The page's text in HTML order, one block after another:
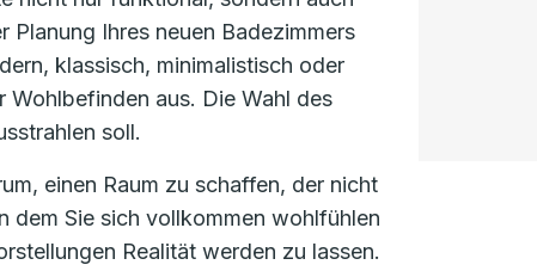
Planung Ihres neuen Badezimmers
klassisch, minimalistisch oder
Wohlbefinden aus. Die Wahl des
soll.
einen Raum zu schaffen, der nicht
dem Sie sich vollkommen wohlfühlen
Realität werden zu lassen.